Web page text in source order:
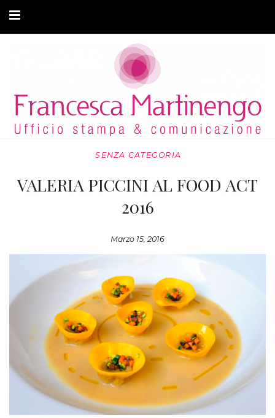
ARTICOLI
MODA ADATTIVA
PRIVACY
SENZA CATEGORIA
VALERIA PICCINI AL FOOD ACT
2016
Marzo 15, 2016